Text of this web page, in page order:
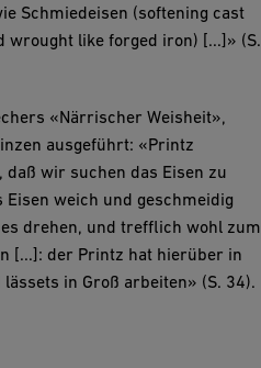
Schmiedeisen (softening cast
wrought like forged iron) [...]» (S.
«Närrischer Weisheit»,
ausgeführt: «Printz
wir suchen das Eisen zu
weich und geschmeidig
drehen, und trefflich wohl zum
[...]: der Printz hat hierüber in
in Groß arbeiten» (S. 34).